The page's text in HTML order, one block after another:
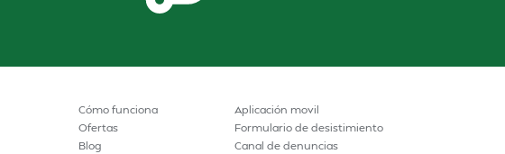
Cómo funciona
Ofertas
Blog
Aplicación movil
Formulario de desistimiento
Canal de denuncias